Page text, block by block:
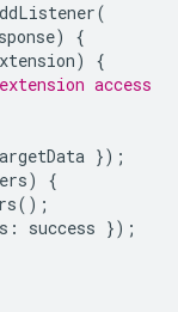
(
)
{
)
{
access
});
)
{
();
: success });